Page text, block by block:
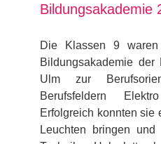
Bildungsakademie
Die Klassen 9
Bildungsakademie der
Ulm zur
Berufsfeldern
Erfolgreich konnten sie
Leuchten bringen und